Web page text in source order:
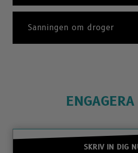
Sanningen om droger
ENGAGERA
SKRIV IN DIG